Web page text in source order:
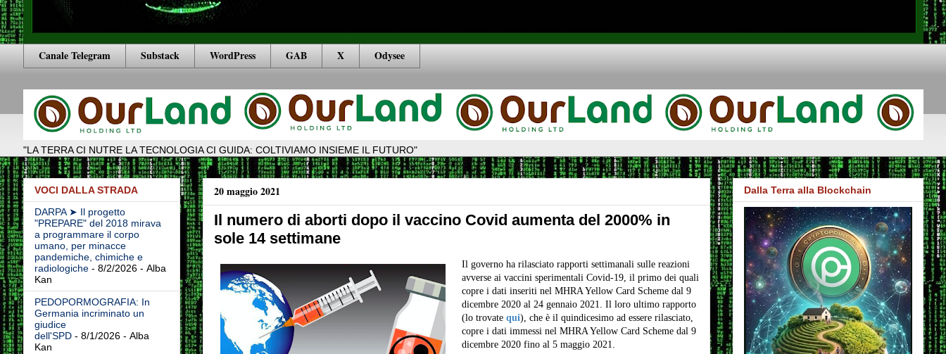
Canale Telegram Substack WordPress GAB X Odysee
"LA TERRA CI NUTRE LA TECNOLOGIA CI GUIDA: COLTIVIAMO INSIEME IL FUTURO"
20 maggio 2021
Il numero di aborti dopo il vaccino Covid aumenta del 2000% in
sole 14 settimane
Il governo ha rilasciato rapporti settimanali sulle reazioni
avverse ai vaccini sperimentali Covid-19, il primo dei quali
copre i dati inseriti nel MHRA Yellow Card Scheme dal 9
dicembre 2020 al 24 gennaio 2021. Il loro ultimo rapporto
(lo trovate qui), che è il quindicesimo ad essere rilasciato,
copre i dati immessi nel MHRA Yellow Card Scheme dal 9
dicembre 2020 fino al 5 maggio 2021.
VOCI DALLA STRADA
DARPA ➤ Il progetto
"PREPARE" del 2018 mirava
a programmare il corpo
umano, per minacce
pandemiche, chimiche e
radiologiche- 8/2/2026- Alba
Kan
PEDOPORMOGRAFIA: In
Germania incriminato un
giudice
dell'SPD- 8/1/2026- Alba
Kan
Dalla Terra alla Blockchain